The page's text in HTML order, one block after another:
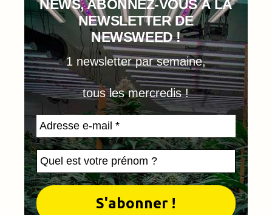
NEWS, ABONNEZ-VOUS À LA
NEWSLETTER DE
NEWSWEED !
1 newsletter par semaine,
tous les mercredis !